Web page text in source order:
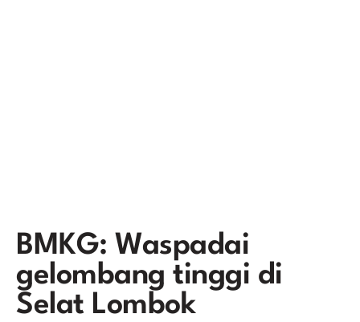
BMKG: Waspadai
gelombang tinggi di
Selat Lombok